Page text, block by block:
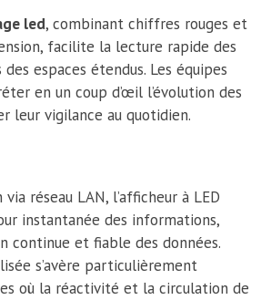
led, combinant chiffres rouges et
facilite la lecture rapide des
espaces étendus. Les équipes
en un coup d’œil l’évolution des
leur vigilance au quotidien.
réseau LAN, l’afficheur à LED
instantanée des informations,
continue et fiable des données.
s’avère particulièrement
où la réactivité et la circulation de